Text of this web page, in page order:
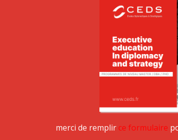
merci de remplir ce formulaire